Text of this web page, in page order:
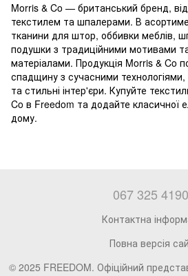
Morris & Co — британський бренд,
текстилем та шпалерами. В
тканини для штор, оббивки меблів,
подушки з традиційними мотивами
матеріалами. Продукція Morris & Co
спадщину з сучасними
та стильні інтер'єри. Купуйте
Co в Freedom та додайте класичної
дому.
067 325 4190
Контактна
Повна версія
© 2025 FREEDOM. Офіційний